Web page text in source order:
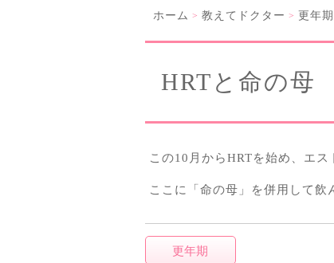
ホーム > 教えてドクター > 更年期
HRTと命の母
この10月からHRTを始め、エ
ここに「命の母」を併用して飲
更年期